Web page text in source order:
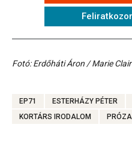
Fotó: Erdőháti Áron / Marie
EP71 ESTERHÁZY PÉTER
KORTÁRS IRODALOM
PRÓZA